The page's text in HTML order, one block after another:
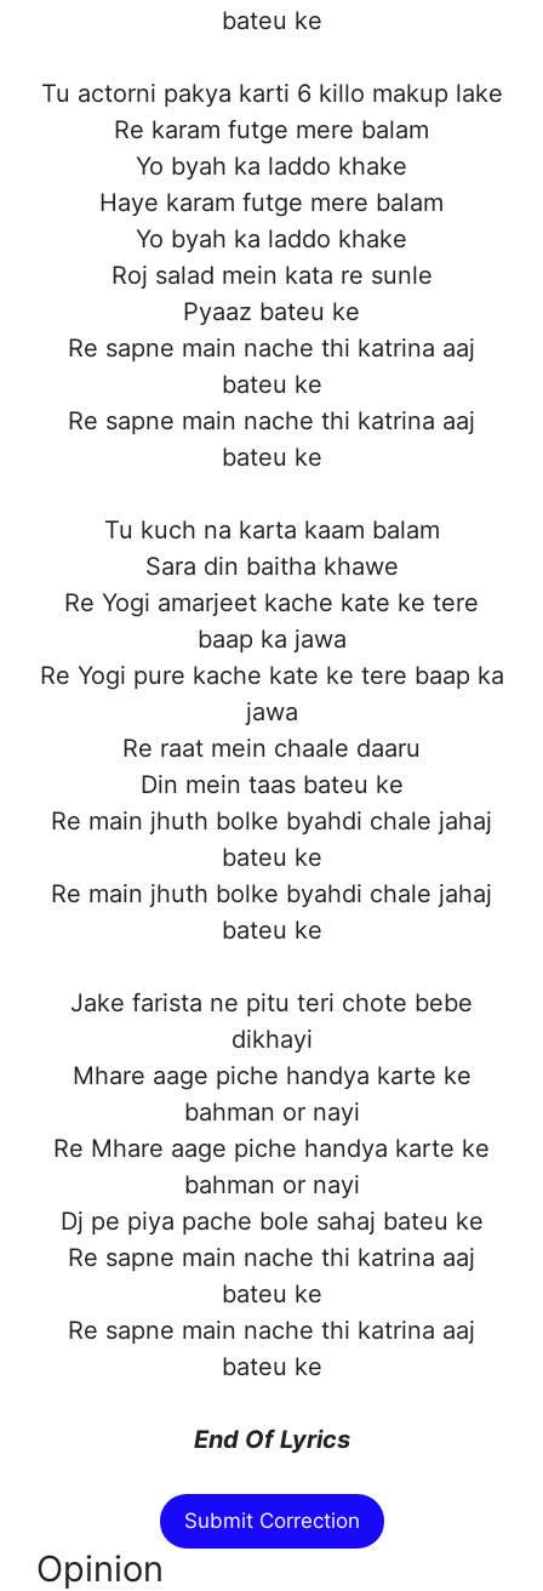
bateu ke
Tu actorni pakya karti 6 killo makup lake
Re karam futge mere balam
Yo byah ka laddo khake
Haye karam futge mere balam
Yo byah ka laddo khake
Roj salad mein kata re sunle
Pyaaz bateu ke
Re sapne main nache thi katrina aaj
bateu ke
Re sapne main nache thi katrina aaj
bateu ke
Tu kuch na karta kaam balam
Sara din baitha khawe
Re Yogi amarjeet kache kate ke tere
baap ka jawa
Re Yogi pure kache kate ke tere baap ka
jawa
Re raat mein chaale daaru
Din mein taas bateu ke
Re main jhuth bolke byahdi chale jahaj
bateu ke
Re main jhuth bolke byahdi chale jahaj
bateu ke
Jake farista ne pitu teri chote bebe
dikhayi
Mhare aage piche handya karte ke
bahman or nayi
Re Mhare aage piche handya karte ke
bahman or nayi
Dj pe piya pache bole sahaj bateu ke
Re sapne main nache thi katrina aaj
bateu ke
Re sapne main nache thi katrina aaj
bateu ke
End Of Lyrics
Submit Correction
Opinion